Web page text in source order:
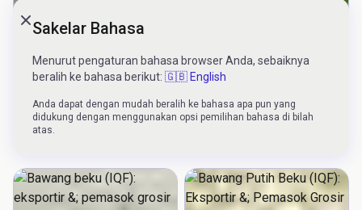
Talas beku Daun anggur beku
Close modal
Sakelar Bahasa
Menurut pengaturan bahasa browser Anda, sebaiknya
beralih ke bahasa berikut: 🇬🇧 English
Anda dapat dengan mudah beralih ke bahasa apa pun yang
didukung dengan menggunakan opsi pemilihan bahasa di bilah
atas.